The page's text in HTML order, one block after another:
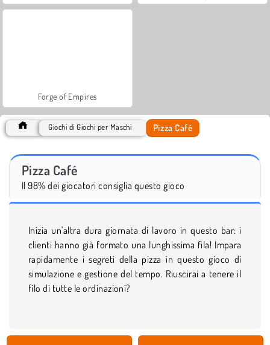
Forge of Empires
Giochi di Giochi per Maschi Pizza Café
Pizza Café
Il 98% dei giocatori consiglia questo gioco
Inizia un'altra dura giornata di lavoro in questo bar: i
clienti hanno già formato una lunghissima fila! Impara
rapidamente i segreti della pizza in questo gioco di
simulazione e gestione del tempo. Riuscirai a tenere il
filo di tutte le ordinazioni?